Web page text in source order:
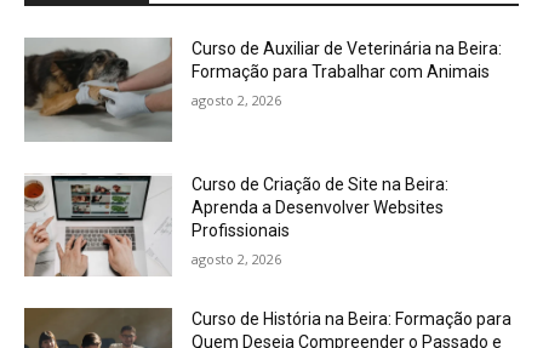
Curso de Auxiliar de Veterinária na Beira:
Formação para Trabalhar com Animais
agosto 2, 2026
Curso de Criação de Site na Beira:
Aprenda a Desenvolver Websites
Profissionais
agosto 2, 2026
Curso de História na Beira: Formação para
Quem Deseja Compreender o Passado e